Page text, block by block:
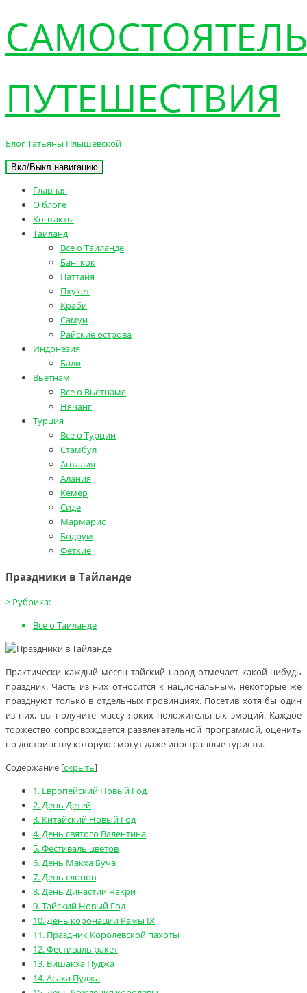
ПУТЕШЕСТВИЯ
Блог Татьяны Плышевской
Вкл/Выкл навигацию
Главная
О блоге
Контакты
Таиланд
Все о Таиланде
Бангкок
Паттайя
Пхукет
Краби
Самуи
Райские острова
Индонезия
Бали
Вьетнам
Все о Вьетнаме
Нячанг
Турция
Все о Турции
Стамбул
Анталия
Алания
Кемер
Сиде
Мармарис
Бодрум
Фетхие
Праздники в Тайланде
> Рубрика:
Все о Таиланде
Практически каждый месяц тайский народ отмечает какой-нибудь
праздник. Часть из них относится к национальным, некоторые же
празднуют только в отдельных провинциях. Посетив хотя бы один
из них, вы получите массу ярких положительных эмоций. Каждое
торжество сопровождается развлекательной программой, оценить
по достоинству которую смогут даже иностранные туристы.
Содержание [скрыть]
1. Европейский Новый Год
2.День Детей
3. Китайский Новый Год
4.День святого Валентина
5.Фестиваль цветов
6.День Макха Буча
7.День слонов
8.День Династии Чакри
9.Тайский Новый Год
10.День коронации Рамы IX
11. Праздник Королевской пахоты
12.Фестиваль ракет
13. Вишакха Пуджа
14.Асаха Пуджа